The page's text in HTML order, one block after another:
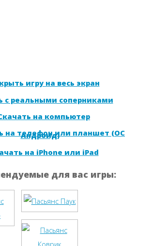
игру на весь экран
с реальными соперниками
на компьютер
на телефон или планшет (ОС
Андроид)
на iPhone или iPad
для вас игры: